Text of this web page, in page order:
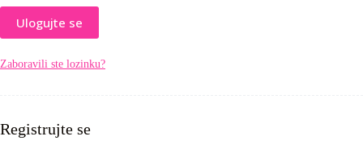
Ulogujte se
Zaboravili ste lozinku?
Registrujte se